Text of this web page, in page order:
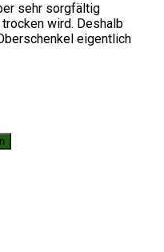
sehr sorgfältig
wird. Deshalb
eigentlich